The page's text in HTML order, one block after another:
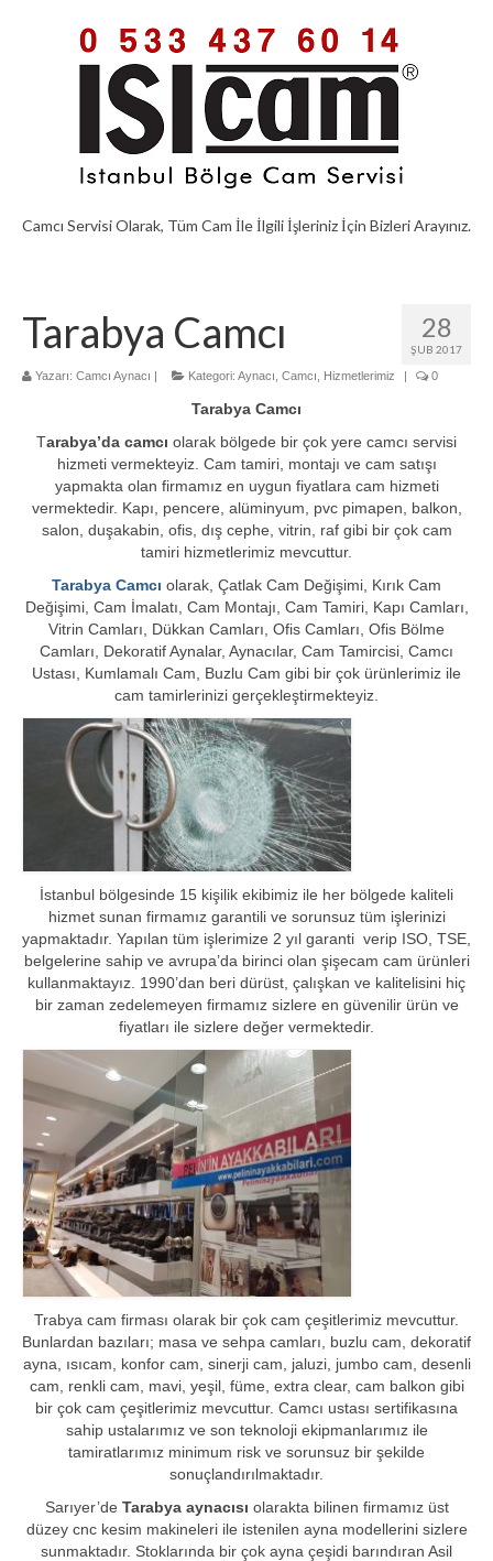
Camcı Servisi Olarak, Tüm Cam İle İlgili İşleriniz İçin Bizleri Arayınız.
28
ŞUB 2017
Tarabya Camcı
Yazarı: Camcı Aynacı | Kategori: Aynacı Camcı Hizmetlerimiz | 0
Tarabya Camcı
Tarabya’da camcı olarak bölgede bir çok yere camcı servisi
hizmeti vermekteyiz. Cam tamiri, montajı ve cam satışı
yapmakta olan firmamız en uygun fiyatlara cam hizmeti
vermektedir. Kapı, pencere, alüminyum, pvc pimapen, balkon,
salon, duşakabin, ofis, dış cephe, vitrin, raf gibi bir çok cam
tamiri hizmetlerimiz mevcuttur.
Tarabya Camcı olarak, Çatlak Cam Değişimi, Kırık Cam
Değişimi, Cam İmalatı, Cam Montajı, Cam Tamiri, Kapı Camları,
Vitrin Camları, Dükkan Camları, Ofis Camları, Ofis Bölme
Camları, Dekoratif Aynalar, Aynacılar, Cam Tamircisi, Camcı
Ustası, Kumlamalı Cam, Buzlu Cam gibi bir çok ürünlerimiz ile
cam tamirlerinizi gerçekleştirmekteyiz.
İstanbul bölgesinde 15 kişilik ekibimiz ile her bölgede kaliteli
hizmet sunan firmamız garantili ve sorunsuz tüm işlerinizi
yapmaktadır. Yapılan tüm işlerimize 2 yıl garanti verip ISO, TSE,
belgelerine sahip ve avrupa’da birinci olan şişecam cam ürünleri
kullanmaktayız. 1990’dan beri dürüst, çalışkan ve kalitelisini hiç
bir zaman zedelemeyen firmamız sizlere en güvenilir ürün ve
fiyatları ile sizlere değer vermektedir.
Trabya cam firması olarak bir çok cam çeşitlerimiz mevcuttur.
Bunlardan bazıları; masa ve sehpa camları, buzlu cam, dekoratif
ayna, ısıcam, konfor cam, sinerji cam, jaluzi, jumbo cam, desenli
cam, renkli cam, mavi, yeşil, füme, extra clear, cam balkon gibi
bir çok cam çeşitlerimiz mevcuttur. Camcı ustası sertifikasına
sahip ustalarımız ve son teknoloji ekipmanlarımız ile
tamiratlarımız minimum risk ve sorunsuz bir şekilde
sonuçlandırılmaktadır.
Sarıyer’de Tarabya aynacısı olarakta bilinen firmamız üst
düzey cnc kesim makineleri ile istenilen ayna modellerini sizlere
sunmaktadır. Stoklarında bir çok ayna çeşidi barındıran Asil